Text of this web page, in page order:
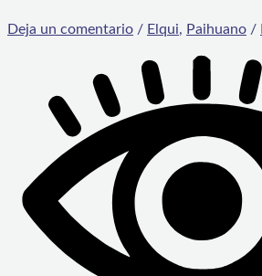
Deja un comentario / Elqui, Paihuano /